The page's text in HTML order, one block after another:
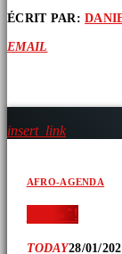
ÉCRIT PAR:
EMAIL
insert_link
AFRO-AGENDA
‘ » » ̂ !
TODAY28/01/